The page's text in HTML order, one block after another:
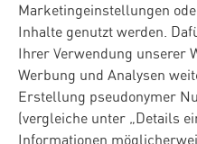
Marketingeinstellungen
Inhalte genutzt werden.
Ihrer Verwendung unserer
Werbung und Analysen
Erstellung pseudonymer
(vergleiche unter „Details
Informationen
Kontakt
Sie haben Fragen zu
und Lösungen? Füllen Sie